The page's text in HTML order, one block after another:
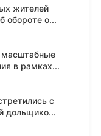
жителей
обороте о...
в рамках...
с
дольщико...